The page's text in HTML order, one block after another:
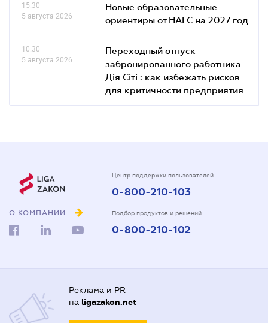
15.30
5 августа 2026
Новые образовательные
ориентиры от НАГС на 2027 год
10.30
5 августа 2026
Переходный отпуск
забронированного работника
Дія Сіті : как избежать рисков
для критичности предприятия
О КОМПАНИИ
Центр поддержки пользователей
0-800-210-103
Подбор продуктов и решений
0-800-210-102
Реклама и PR
на ligazakon.net